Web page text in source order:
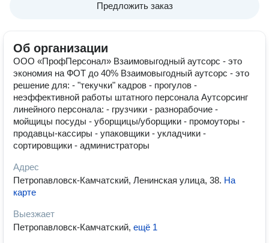
Предложить заказ
Об организации
ООО «ПрофПерсонал» Взаимовыгодный аутсорс - это
экономия на ФОТ до 40% Взаимовыгодный аутсорс - это
решение для: - "текучки" кадров - прогулов -
неэффективной работы штатного персонала Аутсорсинг
линейного персонала: - грузчики - разнорабочие -
мойщицы посуды - уборщицы/уборщики - промоуторы -
продавцы-кассиры - упаковщики - укладчики -
сортировщики - администраторы
Адрес
Петропавловск-Камчатский, Ленинская улица, 38. На
карте
Выезжает
Петропавловск-Камчатский, ещё 1